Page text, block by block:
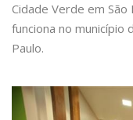
Cidade Verde em
funciona no município
Paulo.